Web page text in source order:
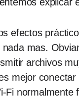
efectos
nada mas.
archivos
mejor
Fi normalmente